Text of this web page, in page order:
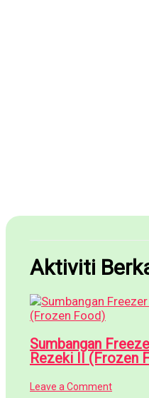
Aktiviti
Sumbangan
Rezeki II (Frozen
Leave a Comment